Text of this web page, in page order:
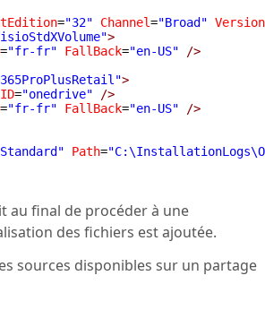
="32" Channel="Broad" Version
>
="fr-fr" FallBack="en-US"
/>
>
ID="onedrive"
/>
="fr-fr" FallBack="en-US"
/>
Path=
au final de procéder à une
des fichiers est ajoutée.
sources disponibles sur un partage